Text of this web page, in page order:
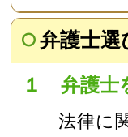
弁護士
１ 弁護士
法律に